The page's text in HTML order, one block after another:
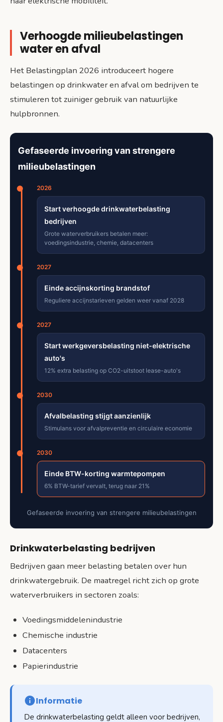
Verhoogde milieubelastingen
water en afval
Het Belastingplan 2026 introduceert hogere
belastingen op drinkwater en afval om bedrijven te
stimuleren tot zuiniger gebruik van natuurlijke
hulpbronnen.
Gefaseerde invoering van strengere
milieubelastingen
2026
Start verhoogde drinkwaterbelasting
bedrijven
Grote waterverbruikers betalen meer:
voedingsindustrie, chemie, datacenters
2027
Einde accijnskorting brandstof
Reguliere accijnstarieven gelden weer vanaf 2028
2027
Start werkgeversbelasting niet-elektrische
auto's
12% extra belasting op CO2-uitstoot lease-auto's
2030
Afvalbelasting stijgt aanzienlijk
Stimulans voor afvalpreventie en circulaire economie
2030
Einde BTW-korting warmtepompen
6% BTW-tarief vervalt, terug naar 21%
Gefaseerde invoering van strengere milieubelastingen
Drinkwaterbelasting bedrijven
Bedrijven gaan meer belasting betalen over hun
drinkwatergebruik. De maatregel richt zich op grote
waterverbruikers in sectoren zoals:
Voedingsmiddelenindustrie
Chemische industrie
Datacenters
Papierindustrie
Informatie
De drinkwaterbelasting geldt alleen voor bedrijven,